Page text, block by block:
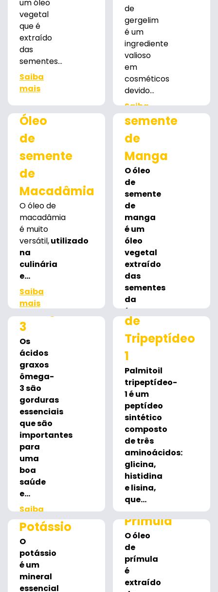
um óleo
vegetal
que é
extraído
das
sementes...
Saiba
mais
de
gergelim
é um
ingrediente
valioso
em
cosméticos
devido...
Saiba
mais
Óleo
de
semente
de
Macadâmia
O óleo de
macadâmia
é muito
versátil,utilizado
na
culinária
e...
Saiba
mais
Óleo
de
semente
de
Manga
O óleo
de
semente
de
manga
é um
óleo
vegetal
extraído
das
sementes
da
fruta...
Saiba
mais
Ômega
3
Os
ácidos
graxos
ômega-
3 são
gorduras
essenciais
que são
importantes
para
uma
boa
saúde
e...
Saiba
mais
Palmitoil
de
Tripeptídeo
1
Palmitoil
tripeptídeo-
1 é um
peptídeo
sintético
composto
de três
aminoácidos:
glicina,
histidina
e lisina,
que...
Saiba
mais
Potássio
O
potássio
é um
mineral
essencial
Prímula
O óleo
de
prímula
é
extraído